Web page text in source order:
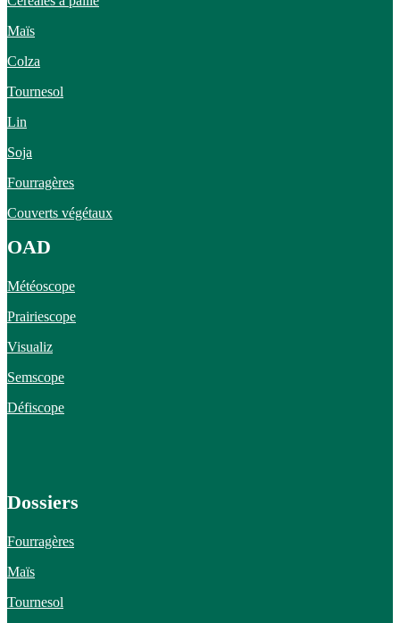
Maïs
Colza
Tournesol
Lin
Soja
Fourragères
Couverts végétaux
OAD
Météoscope
Prairiescope
Visualiz
Semscope
Défiscope
Dossiers
Fourragères
Maïs
Tournesol